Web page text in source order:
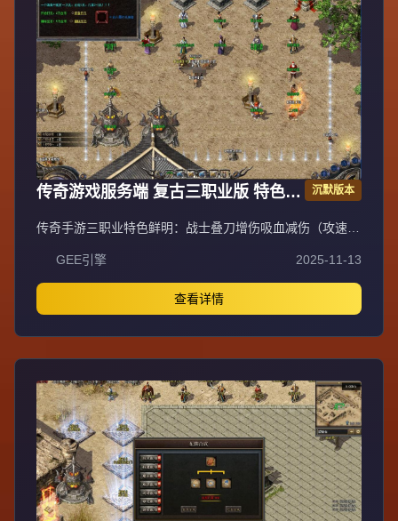
传奇游戏服务端 复古三职业版 特色技
能buff 翎风引擎
沉默版本
传奇手游三职业特色鲜明：战士叠刀增伤吸血减伤（攻速上
无情的刷怪机器（10级群雷11X11范围，无CD流星火雨，
高施法速度）；道士宝宝契合度系统（初始50%攻击契合
度，双防契合度120%，生命契合度150%，宝宝享人物防
御/魔域/生命/道术加成）。新手上线需领取任务列表，召唤
宠物（商场购买，每级+1全属性上限50级），左上角功能
师幽冥龙炎（8X8 AOE 15秒CD推怪）、道士阴阳法环（魔
法盾）优先获取。一大陆比奇：野外怪掉极品装备（整套
+50%经验），鸡王爆鸡王剑（战士神器），兽王甲（挂机
回血蓝），僵尸洞小怪掉技能书页（3-4级成功率100%，9
级技能触发神秘称号），装备强化分极品（+7卷轴，触发称
号最高+60伤害）、星星（88星每2星+0.01倍攻击）、宝石
（5级合成，NPC打孔1大陆3孔2大陆5孔），称号收集
（BOSS材料、特殊装备、灭世者得群攻技能/元素属性），
GEE引擎 2025-11-13
查看详情